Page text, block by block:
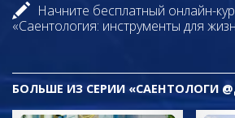
Начните бесплатный онлайн-
«Саентология: инструменты для
БОЛЬШЕ ИЗ СЕРИИ «САЕНТОЛОГИ